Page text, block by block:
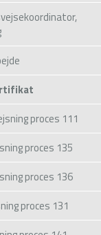
proces 111
proces 135
proces 136
proces 131
Læs mere